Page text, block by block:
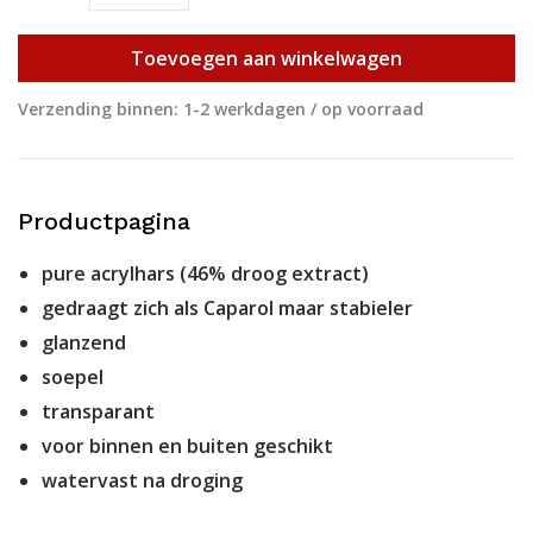
Toevoegen aan winkelwagen
Verzending binnen: 1-2 werkdagen / op voorraad
Productpagina
pure acrylhars (46% droog extract)
gedraagt zich als Caparol maar stabieler
glanzend
soepel
transparant
voor binnen en buiten geschikt
watervast na droging